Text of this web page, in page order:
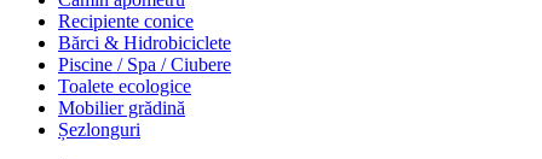
Recipiente conice
Bărci & Hidrobiciclete
Piscine / Spa / Ciubere
Toalete ecologice
Mobilier grădină
Șezlonguri